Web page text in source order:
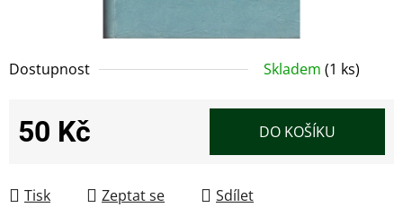
Dostupnost Skladem (1 ks)
50 Kč DO KOŠÍKU
Tisk Zeptat se Sdílet